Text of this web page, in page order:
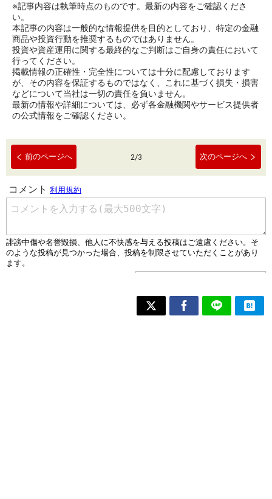
※記事内容は執筆時点のものです。最新の内容をご確認くださ
い。
本記事の内容は一般的な情報提供を目的としており、特定の金融
商品や投資行動を推奨するものではありません。
投資や資産運用に関する最終的なご判断はご自身の責任において
行ってください。
掲載情報の正確性・完全性については十分に配慮しております
が、その内容を保証するものではなく、これに基づく損失・損害
などについて当社は一切の責任を負いません。
最新の情報や詳細については、必ず各金融機関やサービス提供者
の公式情報をご確認ください。
前のページへ 2/3 次のページへ